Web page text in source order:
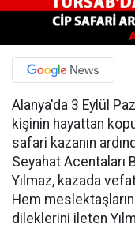
Alanya'da 3 Eylül
kişinin hayattan
safari kazanın
Seyahat Acentaları
Yılmaz, kazada
Hem
dileklerini ileten